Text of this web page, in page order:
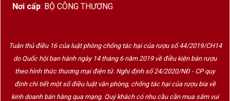
Nơi cấp: BỘ CÔNG THƯƠNG
Tuân thủ điều 16 của luật phòng chống tác hại của rượu số 44/2019/CH14
do Quốc hội ban hành ngày 14 tháng 6 năm 2019 về điều kiện bán rượu
theo hình thức thương mại điện tử. Nghị định số 24/2020/NĐ - CP quy
định chi tiết một số điều luật văn phòng, chống tác hại của rượu bia về
kinh doanh bán hàng qua mạng. Quý khách có nhu cầu cần mua sắm vui